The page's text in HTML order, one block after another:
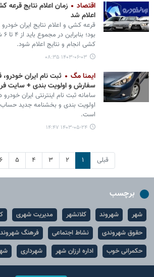
اقتصاد
اعلام شد
کشی انجام و نتایج اعلام شود.
۱۴۰۳-۰۶-۰۳ ۰۸:۳۵
ایمنا مگ
ثبت نام ایران
سفارش و اولویت بندی + سایت فروش
اولویت بندی و بخشنامه جدید حساب
است.
۱۴۰۳-۰۵-۲۴ ۱۴:۴۷
قبلی ۱ ۲ ۳ ۴ ۵ ۶
برچسب
شهر شهروند کلانشهر مدیریت شهری
حقوق شهروندی
نشاط اجتماعی فرهنگ
حکمرانی خوب
اداره ارزان شهر شهرداری